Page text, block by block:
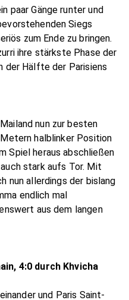
paar Gänge runter und
Siegs
zum Ende zu bringen.
ihre stärkste Phase der
der Hälfte der Parisiens
nun zur besten
halblinker Position
Spiel heraus abschließen
stark aufs Tor. Mit
nun allerdings der bislang
endlich mal
aus dem langen
4:0 durch Khvicha
und Paris Saint-